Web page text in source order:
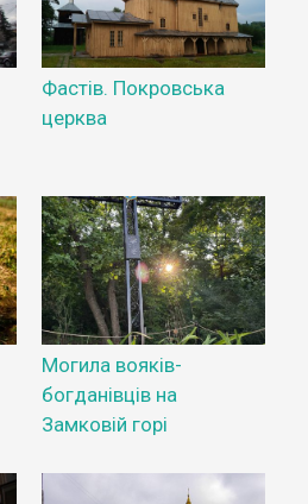
Фастів. Покровська
церква
Могила вояків-
богданівців на
Замковій горі